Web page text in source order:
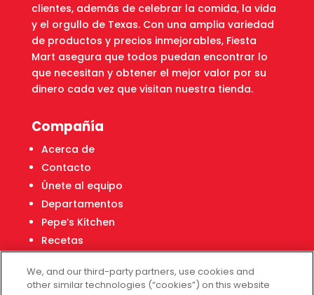
clientes, además de celebrar la comida, la vida
y el orgullo de Texas. Con una amplia variedad
de productos y precios inmejorables, Fiesta
Mart asegura que todos puedan encontrar lo
que necesitan y obtener el mejor valor por su
dinero cada vez que visitan nuestra tienda.
Compañía
Acerca de
Contacto
Únete al equipo
Departamentos
Pepe’s Kitchen
Recetas
Centro Financiero Fiesta
We, and our third-party partners, use cookies and
other similar technologies (“cookies”) on this website